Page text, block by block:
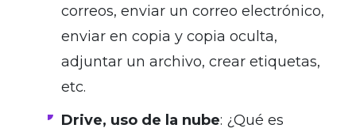
correos, enviar un correo electrónico,
enviar en copia y copia oculta,
adjuntar un archivo, crear etiquetas,
etc.
Drive, uso de la nube: ¿Qué es